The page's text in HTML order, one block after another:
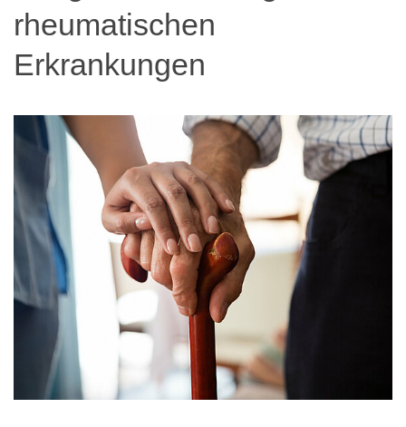
rheumatischen
Erkrankungen